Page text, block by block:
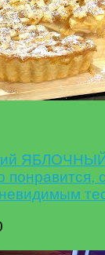
понравится,